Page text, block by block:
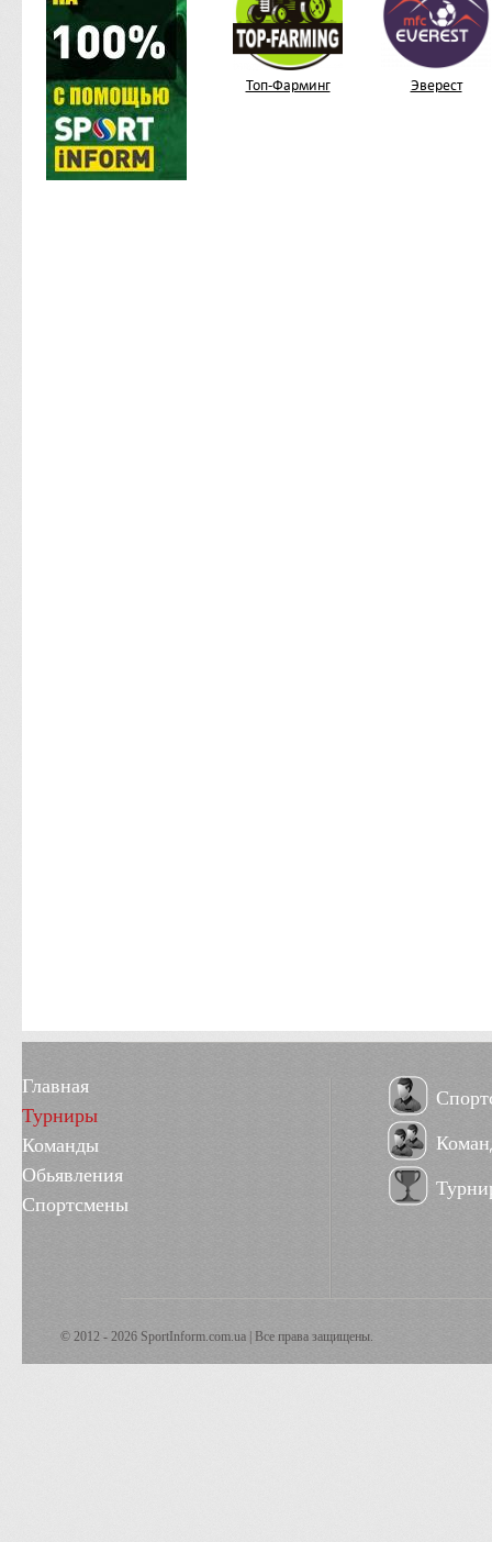
Топ-Фарминг Эверест
Главная
Турниры
Команды
Обьявления
Спортсмены
© 2012 - 2026 SportInform.com.ua | Все права защищены.